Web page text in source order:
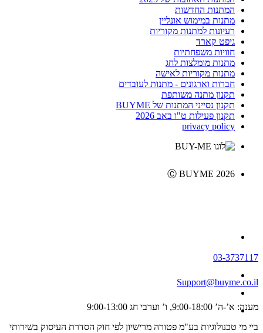
המתנות החדשות
מתנות במימוש אונליין
רעיונות למתנות מקוריות
גיפט קארד
חוויות משפחתיות
מתנות מומלצות לחג
מתנות מקוריות לאישה
חברות וארגונים - מתנות לעובדים
תקנון מתנה משותפת
תקנון נסייני המתנות של BUYME
תקנון פעילות ט"ו באב 2026
privacy policy
Ⓒ BUYME 2026
03-3737117
Support@buyme.co.il
מענה: א’-ה’ 9:00-18:00, ו’ וערבי חג 9:00-13:00
ביי מי טכנולוגיות בע"מ פטורה מרישיון לפי חוק הסדרת העיסוק בשירותי